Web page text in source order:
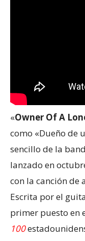
«Owner Of A
como «Dueño de
sencillo de la
lanzado en
con la canción
Escrita por el
primer puesto en
100